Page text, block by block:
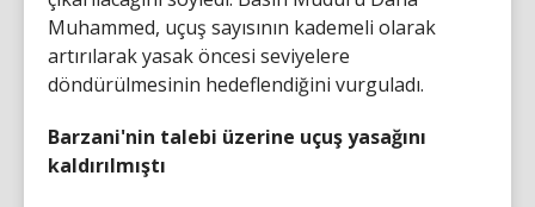
Muhammed, uçuş sayısının kademeli olarak
artırılarak yasak öncesi seviyelere
döndürülmesinin hedeflendiğini vurguladı.
Barzani'nin talebi üzerine uçuş yasağını
kaldırılmıştı